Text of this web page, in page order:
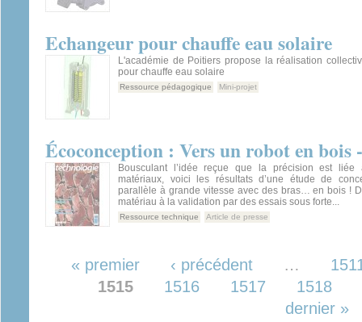
Echangeur pour chauffe eau solaire
L'académie de Poitiers propose la réalisation
pour chauffe eau solaire
Ressource pédagogique Mini-projet
Écoconception : Vers un robot en bois
Bousculant l’idée reçue que la précision est
matériaux, voici les résultats d’une étude de
parallèle à grande vitesse avec des bras… en bois !
matériau à la validation par des essais sous forte...
Ressource technique Article de presse
« premier ‹ précédent …
1515
1516 1517
1518
dernier »